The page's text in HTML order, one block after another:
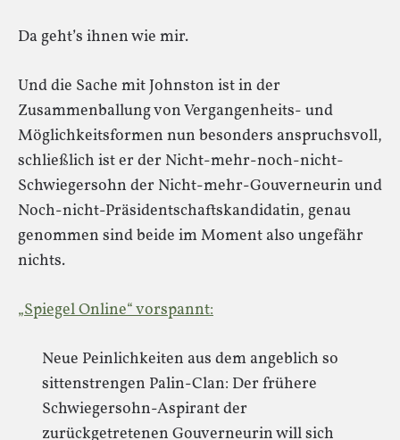
Da geht’s ihnen wie mir.
Und die Sache mit Johnston ist in der
Zusammenballung von Vergangenheits- und
Möglichkeitsformen nun besonders anspruchsvoll,
schließlich ist er der Nicht-mehr-noch-nicht-
Schwiegersohn der Nicht-mehr-Gouverneurin und
Noch-nicht-Präsidentschaftskandidatin, genau
genommen sind beide im Moment also ungefähr
nichts.
„Spiegel Online“ vorspannt:
Neue Peinlichkeiten aus dem angeblich so
sittenstrengen Palin-Clan: Der frühere
Schwiegersohn-Aspirant der
zurückgetretenen Gouverneurin will sich